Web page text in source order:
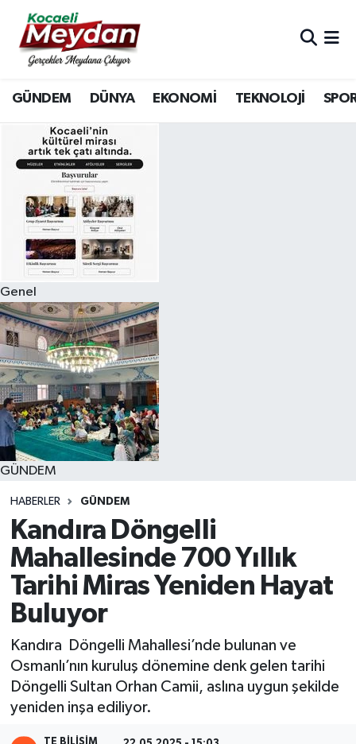
GÜNDEM DÜNYA EKONOMİ TEKNOLOJİ
Genel
GÜNDEM
HABERLER GÜNDEM
Kandıra Döngelli
Mahallesinde 700 Yıllık
Tarihi Miras Yeniden Hayat
Buluyor
Kandıra Döngelli Mahallesi’nde bulunan ve
Osmanlı’nın kuruluş dönemine denk gelen tarihi
Döngelli Sultan Orhan Camii, aslına uygun şekilde
yeniden inşa ediliyor.
TE BILIŞIM
Nöbetçi Eczaneler
Hava Durumu
Trafik Durumu
Süper Lig Puan Durumu ve Fikstür
Tüm Manşetler
Son Dakika Haberleri
Haber Arşivi